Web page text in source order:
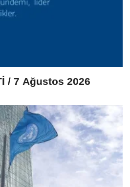
/ 7 Ağustos 2026